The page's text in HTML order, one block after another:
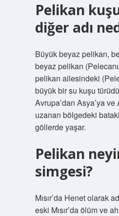
Pelikan
diğer adı
Büyük beyaz pelikan,
beyaz pelikan
pelikan ailesindeki
büyük bir su kuşu
Avrupa’dan Asya’ya ve
uzanan bölgedeki
göllerde yaşar.
Pelikan
simgesi?
Mısır’da Henet olarak
eski Mısır’da ölüm ve